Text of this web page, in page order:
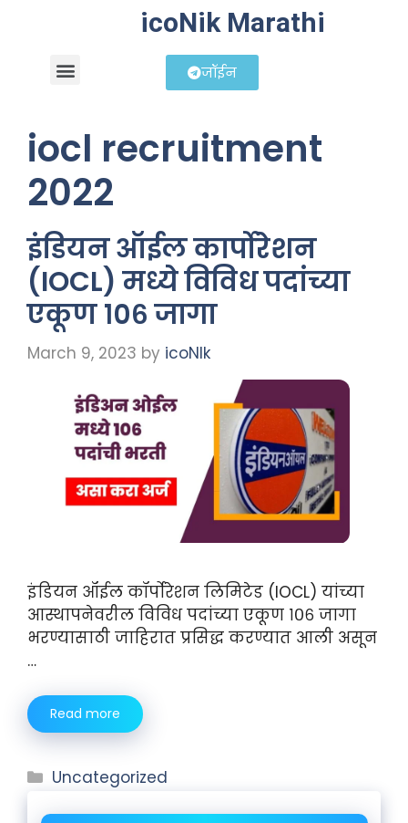
icoNik Marathi
जॉईन
iocl recruitment
2022
इंडियन ऑईल कार्पोरेशन
(IOCL) मध्ये विविध पदांच्या
एकूण १०६ जागा
March 9, 2023 by icoNIk
इंडियन ऑईल कॉर्पोरेशन लिमिटेड (IOCL) यांच्या
आस्थापनेवरील विविध पदांच्या एकूण १०६ जागा
भरण्यासाठी जाहिरात प्रसिद्ध करण्यात आली असून
…
Read more
Uncategorized